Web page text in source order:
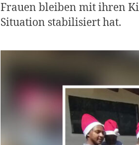
Frauen bleiben mit ihren
Situation stabilisiert hat.